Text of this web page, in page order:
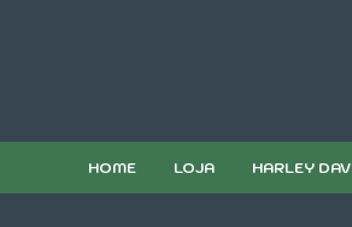
HOME LOJA HARLEY